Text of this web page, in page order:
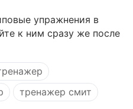
упражнения в
к ним сразу же после
тренажер смит